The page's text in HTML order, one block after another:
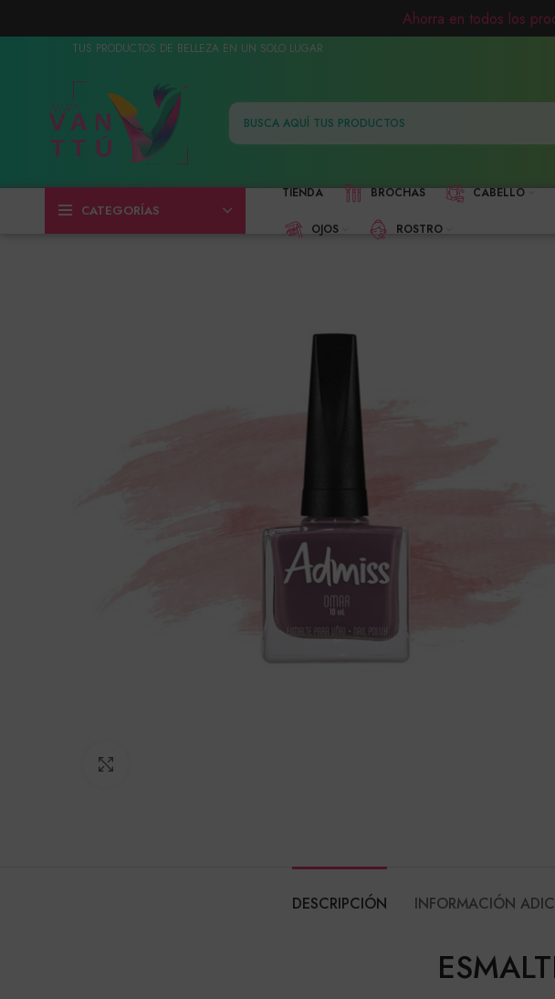
TUS PRODUCTOS DE BELLEZA EN UN SOLO LUGAR
CATEGORÍAS
TIENDA BROCHAS CABELLO
OJOS ROSTRO
DESCRIPCIÓN INFORMACIÓN
Ahorra en todos los